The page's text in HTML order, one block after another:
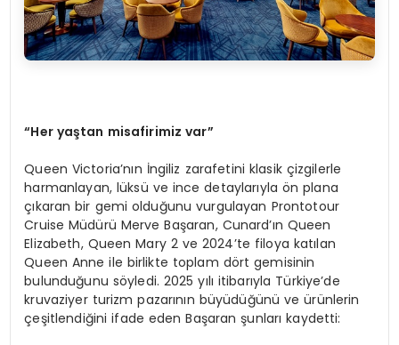
“Her yaştan misafirimiz var”
Queen Victoria’nın İngiliz zarafetini klasik çizgilerle
harmanlayan, lüksü ve ince detaylarıyla ön plana
çıkaran bir gemi olduğunu vurgulayan Prontotour
Cruise Müdürü Merve Başaran, Cunard’ın Queen
Elizabeth, Queen Mary 2 ve 2024’te filoya katılan
Queen Anne ile birlikte toplam dört gemisinin
bulunduğunu söyledi. 2025 yılı itibarıyla Türkiye’de
kruvaziyer turizm pazarının büyüdüğünü ve ürünlerin
çeşitlendiğini ifade eden Başaran şunları kaydetti: